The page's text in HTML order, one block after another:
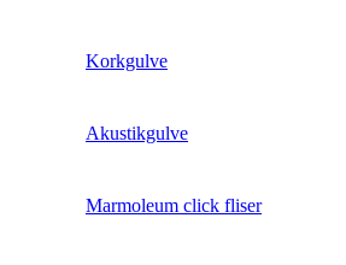
Korkgulve
Akustikgulve
Marmoleum click fliser